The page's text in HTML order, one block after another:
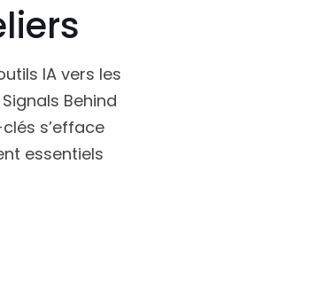
IA vers les
Behind
s’efface
essentiels